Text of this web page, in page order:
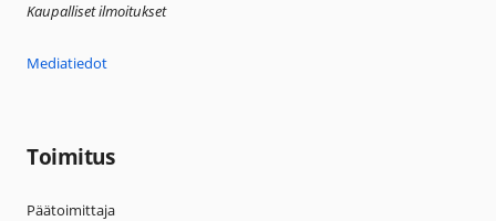
Kaupalliset ilmoitukset
Mediatiedot
Toimitus
Päätoimittaja